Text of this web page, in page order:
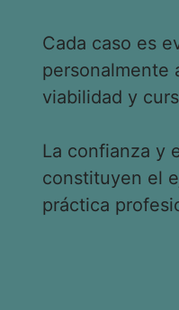
Cada caso es
personalmente
viabilidad y
La confianza y
constituyen el
práctica